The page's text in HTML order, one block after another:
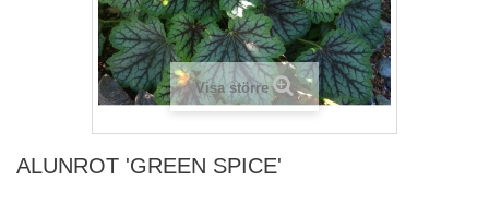
Visa större
ALUNROT 'GREEN SPICE'